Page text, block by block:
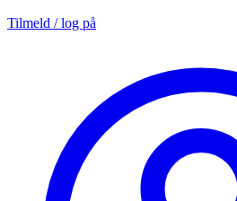
Tilmeld / log på